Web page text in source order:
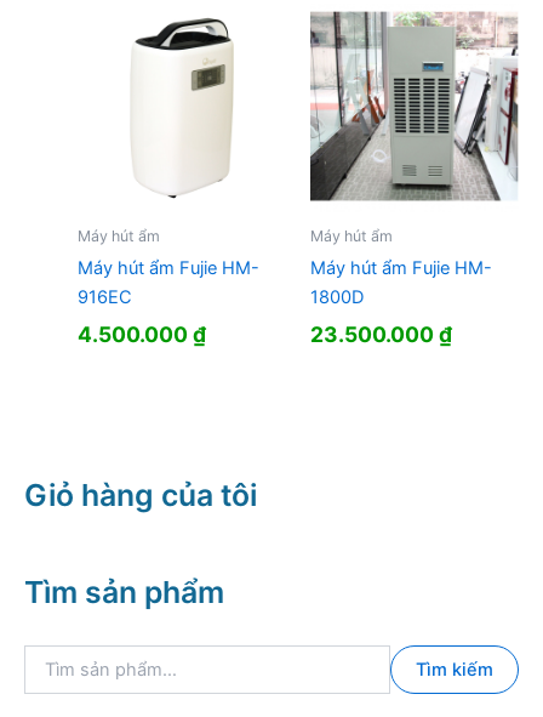
13.990.000 ₫.
là:
7.250.000 ₫.
Máy hút ẩm
Máy hút ẩm Fujie HM-
916EC
4.500.000₫
Máy hút ẩm
Máy hút ẩm Fujie HM-
1800D
23.500.000₫
Giỏ hàng của tôi
Tìm sản phẩm
Tìm kiếm